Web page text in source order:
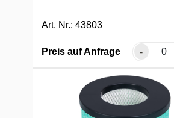
Art. Nr.: 43803
Preis auf Anfrage -